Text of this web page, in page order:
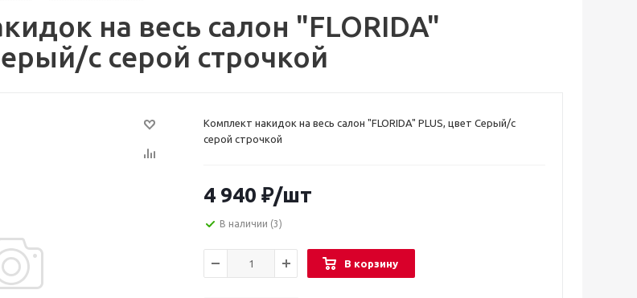
на весь салон "FLORIDA"
c серой строчкой
Комплект накидок на весь салон "FLORIDA" PLUS, цвет Серый/c
серой строчкой
4 940 ₽/шт
В наличии (3)
В корзину